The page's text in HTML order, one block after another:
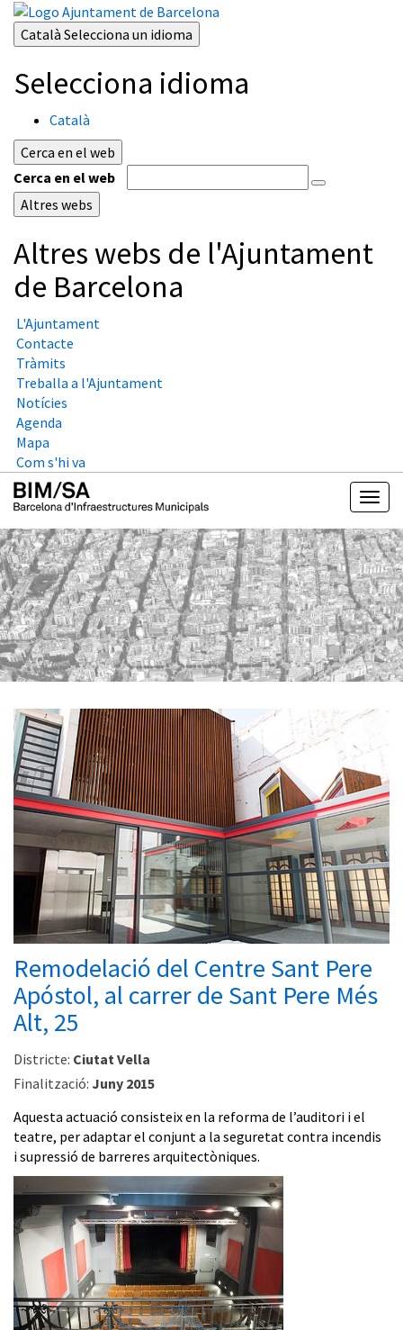
Català Selecciona un idioma
Selecciona idioma
Català
Cerca en el web
Cerca en el web
Altres webs
Altres webs de l'Ajuntament
de Barcelona
L'Ajuntament
Contacte
Tràmits
Treballa a l'Ajuntament
Notícies
Agenda
Mapa
Com s'hi va
Remodelació del Centre Sant Pere
Apóstol, al carrer de Sant Pere Més
Alt, 25
Districte: Ciutat Vella
Finalització: Juny 2015
Aquesta actuació consisteix en la reforma de l’auditori i el
teatre, per adaptar el conjunt a la seguretat contra incendis
i supressió de barreres arquitectòniques.